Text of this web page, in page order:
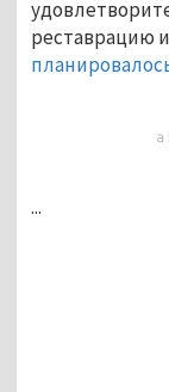
реставрацию
...